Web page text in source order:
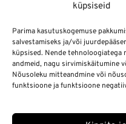
küpsiseid
Parima kasutuskogemuse
salvestamiseks ja/või
küpsised. Nende
andmeid, nagu sirvimiskäitumine
Nõusoleku mitteandmine või
funktsioone ja funktsioone
Informatsioon
Üldtingimused